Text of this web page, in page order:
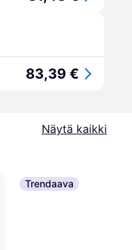
83,39 €
Näytä kaikki
Trendaava